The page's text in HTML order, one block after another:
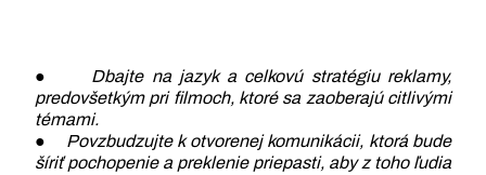
● Dbajte na jazyk a celkovú stratégiu reklamy,
predovšetkým pri filmoch, ktoré sa zaoberajú citlivými
témami.
● Povzbudzujte k otvorenej komunikácii, ktorá bude
šíriť pochopenie a preklenie priepasti, aby z toho ľudia